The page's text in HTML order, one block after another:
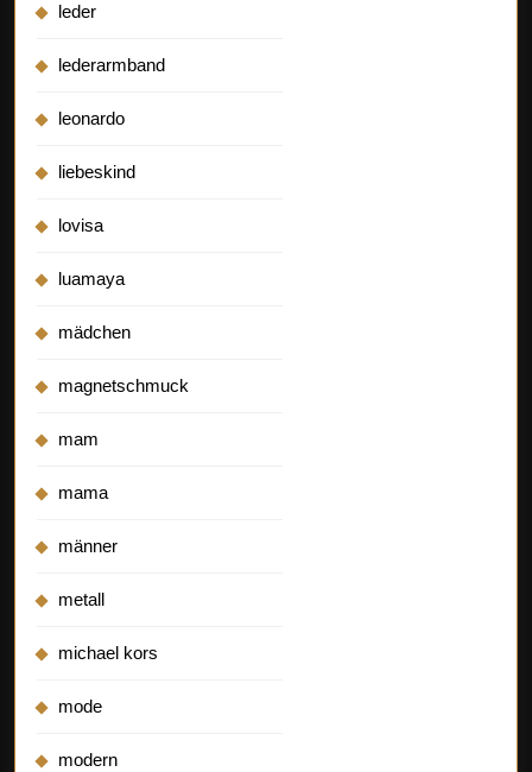
leder
lederarmband
leonardo
liebeskind
lovisa
luamaya
mädchen
magnetschmuck
mam
mama
männer
metall
michael kors
mode
modern